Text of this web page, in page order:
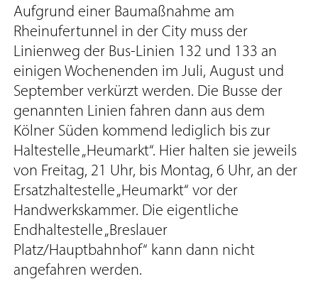
Aufgrund einer Baumaßnahme am
Rheinufertunnel in der City muss der
Linienweg der Bus-Linien 132 und 133 an
einigen Wochenenden im Juli, August und
September verkürzt werden. Die Busse der
genannten Linien fahren dann aus dem
Kölner Süden kommend lediglich bis zur
Haltestelle „Heumarkt“. Hier halten sie jeweils
von Freitag, 21 Uhr, bis Montag, 6 Uhr, an der
Ersatzhaltestelle „Heumarkt“ vor der
Handwerkskammer. Die eigentliche
Endhaltestelle „Breslauer
Platz/Hauptbahnhof“ kann dann nicht
angefahren werden.